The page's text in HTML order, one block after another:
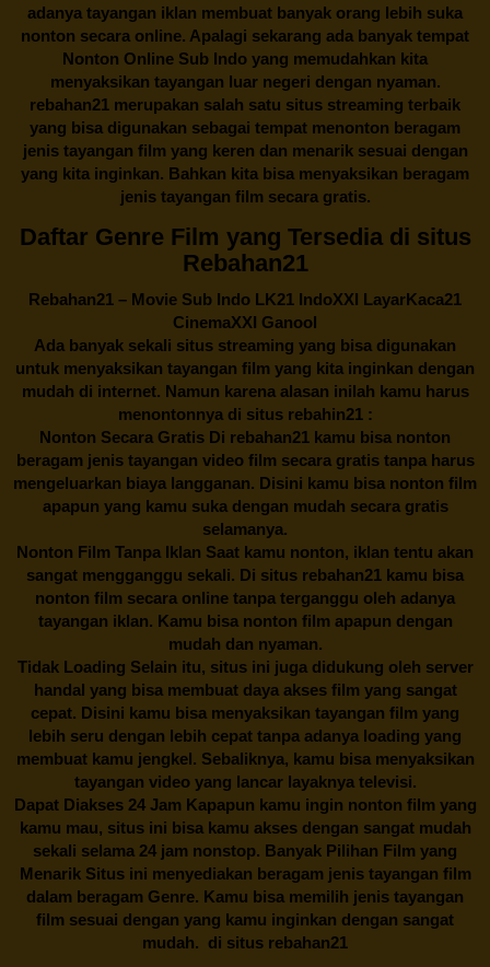
adanya tayangan iklan membuat banyak orang lebih suka
nonton secara online. Apalagi sekarang ada banyak tempat
Nonton Online Sub Indo yang memudahkan kita
menyaksikan tayangan luar negeri dengan nyaman.
rebahan21 merupakan salah satu situs streaming terbaik
yang bisa digunakan sebagai tempat menonton beragam
jenis tayangan film yang keren dan menarik sesuai dengan
yang kita inginkan. Bahkan kita bisa menyaksikan beragam
jenis tayangan film secara gratis.
Daftar Genre Film yang Tersedia di situs
Rebahan21
Rebahan21 – Movie Sub Indo LK21 IndoXXI LayarKaca21
CinemaXXI Ganool
Ada banyak sekali situs streaming yang bisa digunakan
untuk menyaksikan tayangan film yang kita inginkan dengan
mudah di internet. Namun karena alasan inilah kamu harus
menontonnya di situs rebahin21 :
Nonton Secara Gratis Di rebahan21 kamu bisa nonton
beragam jenis tayangan video film secara gratis tanpa harus
mengeluarkan biaya langganan. Disini kamu bisa nonton film
apapun yang kamu suka dengan mudah secara gratis
selamanya.
Nonton Film Tanpa Iklan Saat kamu nonton, iklan tentu akan
sangat mengganggu sekali. Di situs rebahan21 kamu bisa
nonton film secara online tanpa terganggu oleh adanya
tayangan iklan. Kamu bisa nonton film apapun dengan
mudah dan nyaman.
Tidak Loading Selain itu, situs ini juga didukung oleh server
handal yang bisa membuat daya akses film yang sangat
cepat. Disini kamu bisa menyaksikan tayangan film yang
lebih seru dengan lebih cepat tanpa adanya loading yang
membuat kamu jengkel. Sebaliknya, kamu bisa menyaksikan
tayangan video yang lancar layaknya televisi.
Dapat Diakses 24 Jam Kapapun kamu ingin nonton film yang
kamu mau, situs ini bisa kamu akses dengan sangat mudah
sekali selama 24 jam nonstop. Banyak Pilihan Film yang
Menarik Situs ini menyediakan beragam jenis tayangan film
dalam beragam Genre. Kamu bisa memilih jenis tayangan
film sesuai dengan yang kamu inginkan dengan sangat
mudah. di situs rebahan21